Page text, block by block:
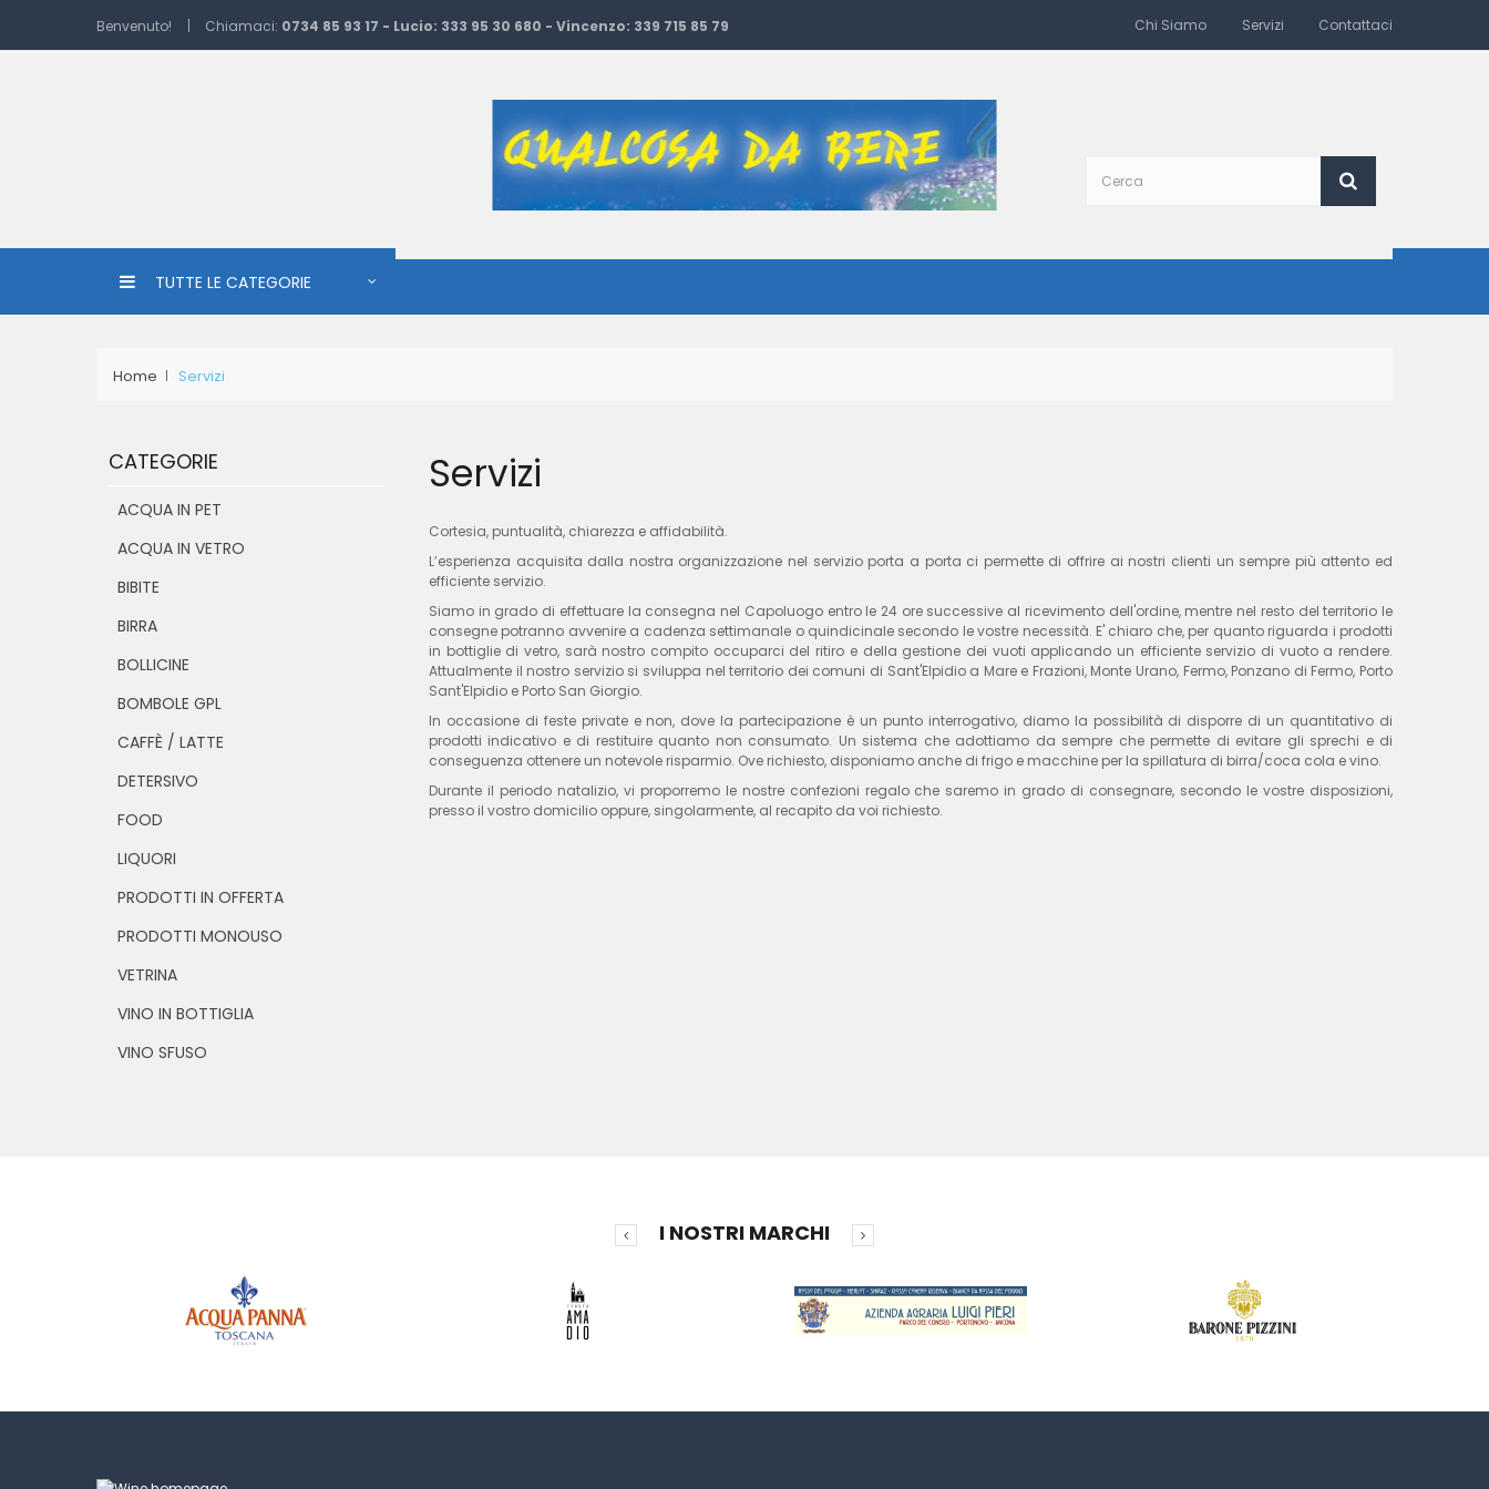
Chi Siamo Servizi Contattaci
Benvenuto! Chiamaci: 0734 85 93 17 - Lucio: 333 95 30 680 - Vincenzo: 339 715 85 79
TUTTE LE CATEGORIE
Home Servizi
CATEGORIE
ACQUA IN PET
ACQUA IN VETRO
BIBITE
BIRRA
BOLLICINE
BOMBOLE GPL
CAFFÈ / LATTE
DETERSIVO
FOOD
LIQUORI
PRODOTTI IN OFFERTA
PRODOTTI MONOUSO
VETRINA
VINO IN BOTTIGLIA
VINO SFUSO
Servizi
Cortesia, puntualità, chiarezza e affidabilità.
L’esperienza acquisita dalla nostra organizzazione nel servizio porta a porta ci permette di offrire ai nostri clienti un sempre più attento ed
efficiente servizio.
Siamo in grado di effettuare la consegna nel Capoluogo entro le 24 ore successive al ricevimento dell'ordine, mentre nel resto del territorio le
consegne potranno avvenire a cadenza settimanale o quindicinale secondo le vostre necessità. E' chiaro che, per quanto riguarda i prodotti
in bottiglie di vetro, sarà nostro compito occuparci del ritiro e della gestione dei vuoti applicando un efficiente servizio di vuoto a rendere.
Attualmente il nostro servizio si sviluppa nel territorio dei comuni di Sant'Elpidio a Mare e Frazioni, Monte Urano, Fermo, Ponzano di Fermo, Porto
Sant'Elpidio e Porto San Giorgio.
In occasione di feste private e non, dove la partecipazione è un punto interrogativo, diamo la possibilità di disporre di un quantitativo di
prodotti indicativo e di restituire quanto non consumato. Un sistema che adottiamo da sempre che permette di evitare gli sprechi e di
conseguenza ottenere un notevole risparmio. Ove richiesto, disponiamo anche di frigo e macchine per la spillatura di birra/coca cola e vino.
Durante il periodo natalizio, vi proporremo le nostre confezioni regalo che saremo in grado di consegnare, secondo le vostre disposizioni,
presso il vostro domicilio oppure, singolarmente, al recapito da voi richiesto.
I NOSTRI MARCHI